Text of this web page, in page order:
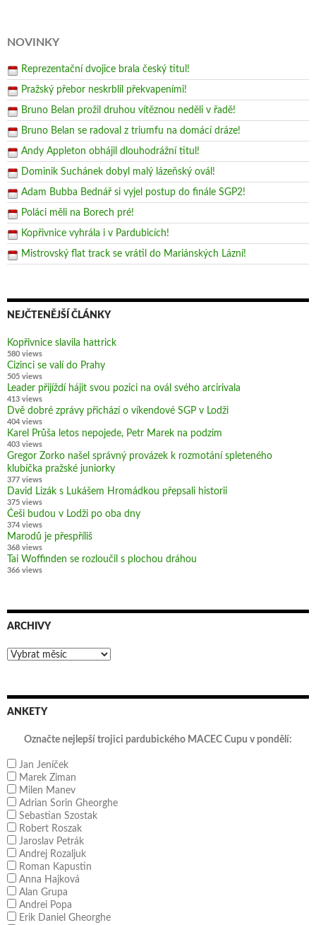
NOVINKY
Reprezentační dvojice brala český titul!
Pražský přebor neskrblil překvapeními!
Bruno Belan prožil druhou vítěznou neděli v řadě!
Bruno Belan se radoval z triumfu na domácí dráze!
Andy Appleton obhájil dlouhodrážní titul!
Dominik Suchánek dobyl malý lázeňský ovál!
Adam Bubba Bednář si vyjel postup do finále SGP2!
Poláci měli na Borech pré!
Kopřivnice vyhrála i v Pardubicích!
Mistrovský flat track se vrátil do Mariánských Lázní!
NEJČTENĚJŠÍ ČLÁNKY
Kopřivnice slavila hattrick
580 views
Cizinci se valí do Prahy
505 views
Leader přijíždí hájit svou pozici na ovál svého arcirivala
413 views
Dvě dobré zprávy přichází o víkendové SGP v Lodži
404 views
Karel Průša letos nepojede, Petr Marek na podzim
403 views
Gregor Zorko našel správný provázek k rozmotání spleteného
klubíčka pražské juniorky
377 views
David Lizák s Lukášem Hromádkou přepsali historii
375 views
Češi budou v Lodži po oba dny
374 views
Marodů je přespříliš
368 views
Tai Woffinden se rozloučil s plochou dráhou
366 views
ARCHIVY
Archivy
ANKETY
Označte nejlepší trojici pardubického MACEC Cupu v pondělí:
Jan Jeníček
Marek Ziman
Milen Manev
Adrian Sorin Gheorghe
Sebastian Szostak
Robert Roszak
Jaroslav Petrák
Andrej Rozaljuk
Roman Kapustin
Anna Hajková
Alan Grupa
Andrei Popa
Erik Daniel Gheorghe